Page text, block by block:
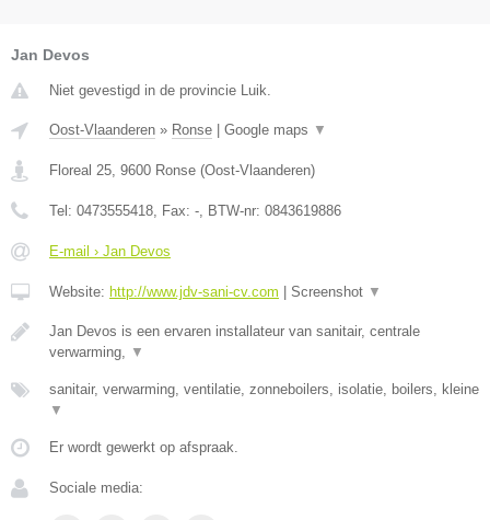
Jan Devos
Niet gevestigd in de provincie Luik.
Oost-Vlaanderen » Ronse Google maps ▼
Floreal 25 9600 Ronse (Oost-Vlaanderen)
Tel: 0473555418 , Fax: - , BTW-nr: 0843619886
E-mail › Jan Devos
Website: http://www.jdv-sani-cv.com Screenshot ▼
Jan Devos is een ervaren installateur van sanitair, centrale
verwarming,
▼
sanitair, verwarming, ventilatie, zonneboilers, isolatie, boilers, kleine
▼
Er wordt gewerkt op afspraak.
Sociale media: